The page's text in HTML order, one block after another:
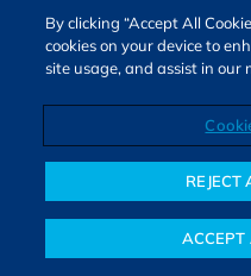
Notícias Colunistas
nos
Como
ações?
By clicking “Accept All
cookies on your device to
site usage, and assist in our
REJECT
ACCEPT